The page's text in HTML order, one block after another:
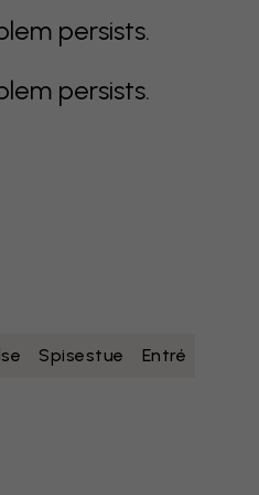
persists.
persists.
Spisestue Entré